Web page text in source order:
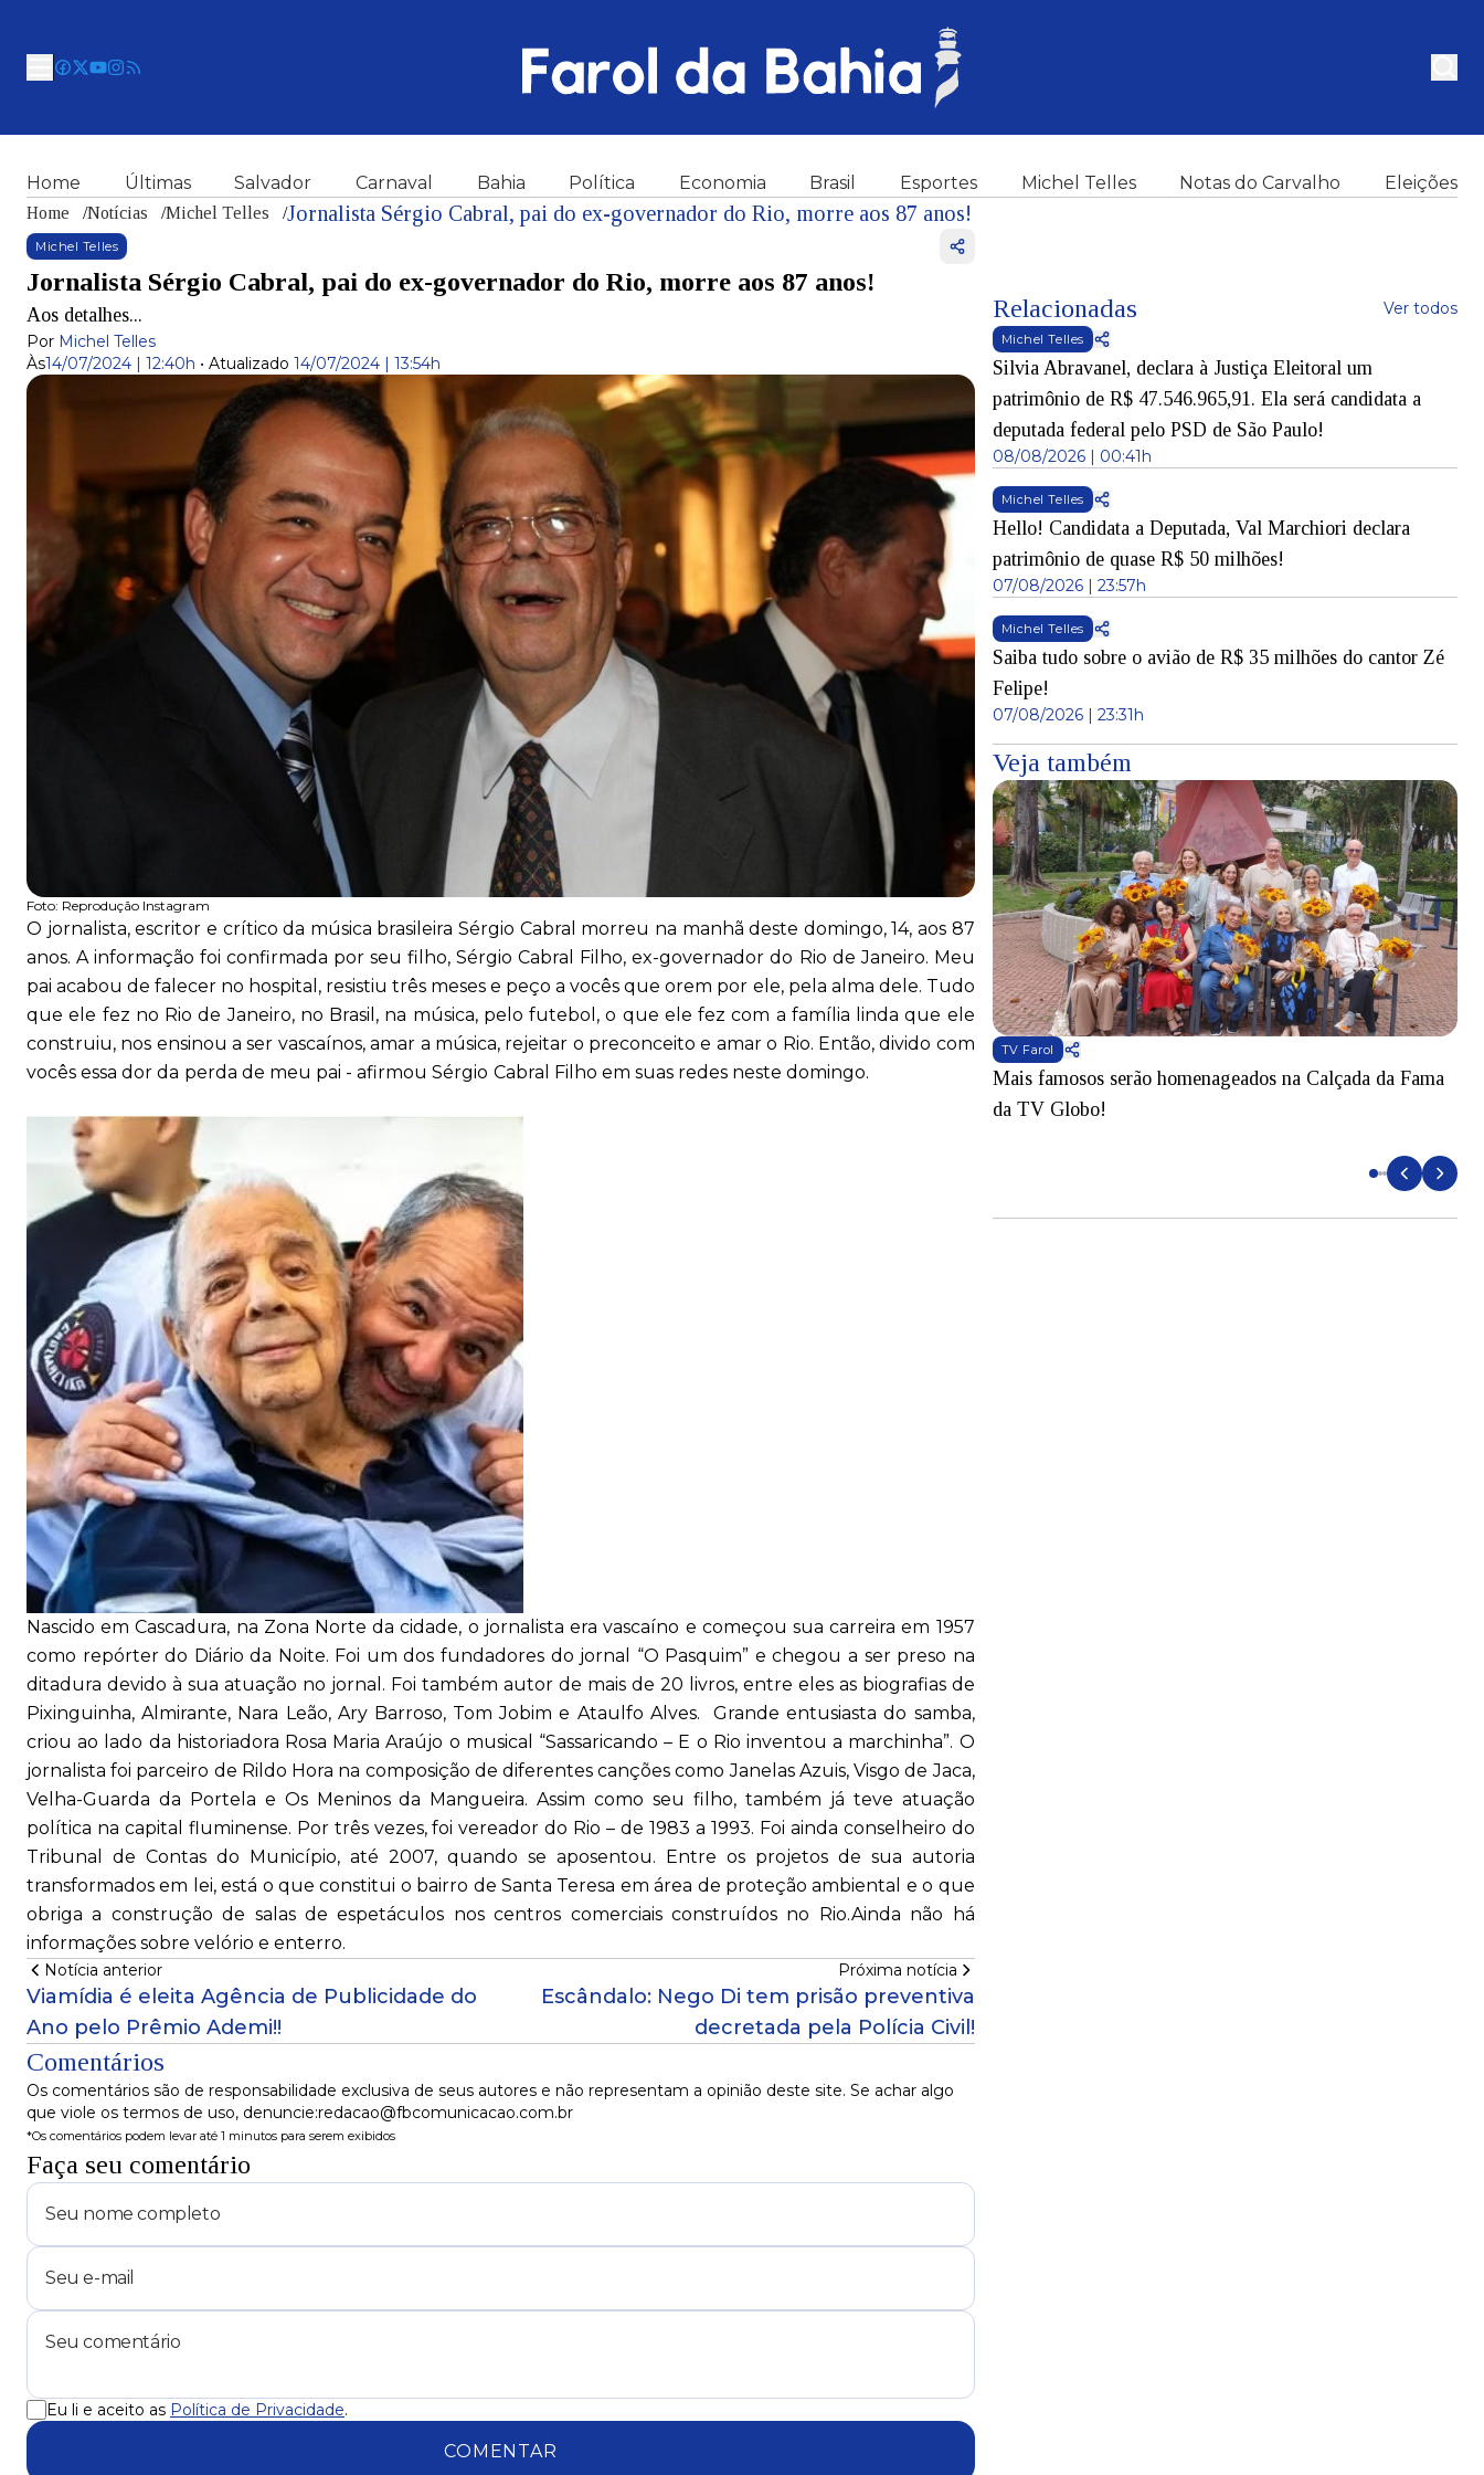
Home Últimas Salvador Carnaval Bahia Política Economia Brasil Esportes Michel Telles Notas do Carvalho Eleições
Home /Notícias /Michel Telles /Jornalista Sérgio Cabral, pai do ex-governador do Rio, morre aos 87 anos!
Michel Telles
Jornalista Sérgio Cabral, pai do ex-governador do Rio, morre aos 87 anos!
Aos detalhes...
Por Michel Telles
Às14/07/2024 | 12:40h • Atualizado 14/07/2024 | 13:54h
Foto: Reprodução Instagram
O jornalista, escritor e crítico da música brasileira Sérgio Cabral morreu na manhã deste domingo, 14, aos 87
anos. A informação foi confirmada por seu filho, Sérgio Cabral Filho, ex-governador do Rio de Janeiro. Meu
pai acabou de falecer no hospital, resistiu três meses e peço a vocês que orem por ele, pela alma dele. Tudo
que ele fez no Rio de Janeiro, no Brasil, na música, pelo futebol, o que ele fez com a família linda que ele
construiu, nos ensinou a ser vascaínos, amar a música, rejeitar o preconceito e amar o Rio. Então, divido com
vocês essa dor da perda de meu pai - afirmou Sérgio Cabral Filho em suas redes neste domingo.
Nascido em Cascadura, na Zona Norte da cidade, o jornalista era vascaíno e começou sua carreira em 1957
como repórter do Diário da Noite. Foi um dos fundadores do jornal “O Pasquim” e chegou a ser preso na
ditadura devido à sua atuação no jornal. Foi também autor de mais de 20 livros, entre eles as biografias de
Pixinguinha, Almirante, Nara Leão, Ary Barroso, Tom Jobim e Ataulfo Alves. Grande entusiasta do samba,
criou ao lado da historiadora Rosa Maria Araújo o musical “Sassaricando – E o Rio inventou a marchinha”. O
jornalista foi parceiro de Rildo Hora na composição de diferentes canções como Janelas Azuis, Visgo de Jaca,
Velha-Guarda da Portela e Os Meninos da Mangueira. Assim como seu filho, também já teve atuação
política na capital fluminense. Por três vezes, foi vereador do Rio – de 1983 a 1993. Foi ainda conselheiro do
Tribunal de Contas do Município, até 2007, quando se aposentou. Entre os projetos de sua autoria
transformados em lei, está o que constitui o bairro de Santa Teresa em área de proteção ambiental e o que
obriga a construção de salas de espetáculos nos centros comerciais construídos no Rio.Ainda não há
informações sobre velório e enterro.
Notícia anterior
Viamídia é eleita Agência de Publicidade do
Ano pelo Prêmio Ademi!!
Próxima notícia
Escândalo: Nego Di tem prisão preventiva
decretada pela Polícia Civil!
Comentários
Os comentários são de responsabilidade exclusiva de seus autores e não representam a opinião deste site. Se achar algo
que viole os termos de uso, denuncie:redacao@fbcomunicacao.com.br
*Os comentários podem levar até 1 minutos para serem exibidos
Faça seu comentário
Eu li e aceito as Política de Privacidade.
COMENTAR
Relacionadas Ver todos
Michel Telles
Silvia Abravanel, declara à Justiça Eleitoral um
patrimônio de R$ 47.546.965,91. Ela será candidata a
deputada federal pelo PSD de São Paulo!
08/08/2026 | 00:41h
Michel Telles
Hello! Candidata a Deputada, Val Marchiori declara
patrimônio de quase R$ 50 milhões!
07/08/2026 | 23:57h
Michel Telles
Saiba tudo sobre o avião de R$ 35 milhões do cantor Zé
Felipe!
07/08/2026 | 23:31h
Veja também
TV Farol
Mais famosos serão homenageados na Calçada da Fama
da TV Globo!